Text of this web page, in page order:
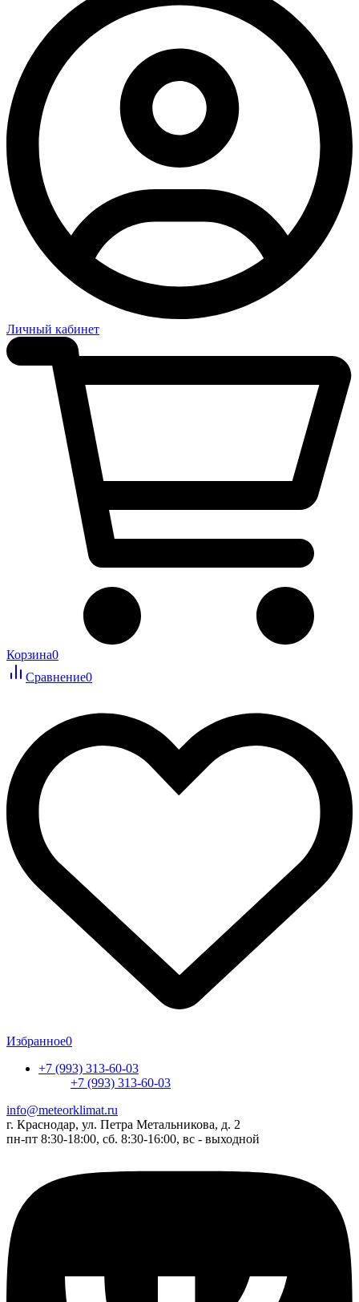
Личный кабинет
Корзина0
Сравнение0
Избранное0
+7 (993) 313-60-03
+7 (993) 313-60-03
info@meteorklimat.ru
г. Краснодар, ул. Петра Метальникова, д. 2
пн-пт 8:30-18:00, сб. 8:30-16:00, вс - выходной